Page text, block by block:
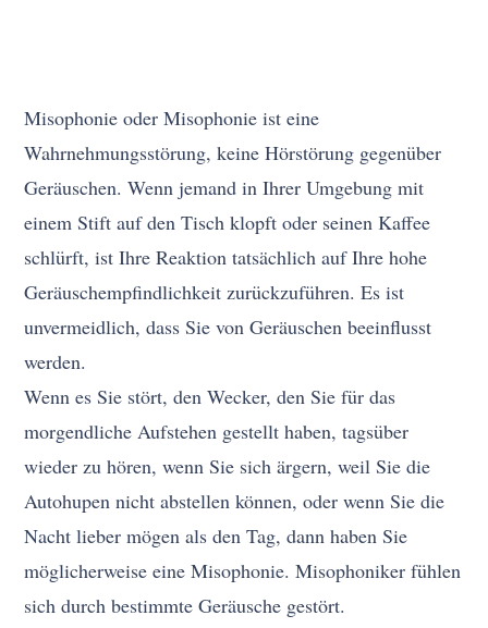
Misophonie oder Misophonie ist eine
Wahrnehmungsstörung, keine Hörstörung gegenüber
Geräuschen. Wenn jemand in Ihrer Umgebung mit
einem Stift auf den Tisch klopft oder seinen Kaffee
schlürft, ist Ihre Reaktion tatsächlich auf Ihre hohe
Geräuschempfindlichkeit zurückzuführen. Es ist
unvermeidlich, dass Sie von Geräuschen beeinflusst
werden.
Wenn es Sie stört, den Wecker, den Sie für das
morgendliche Aufstehen gestellt haben, tagsüber
wieder zu hören, wenn Sie sich ärgern, weil Sie die
Autohupen nicht abstellen können, oder wenn Sie die
Nacht lieber mögen als den Tag, dann haben Sie
möglicherweise eine Misophonie. Misophoniker fühlen
sich durch bestimmte Geräusche gestört.